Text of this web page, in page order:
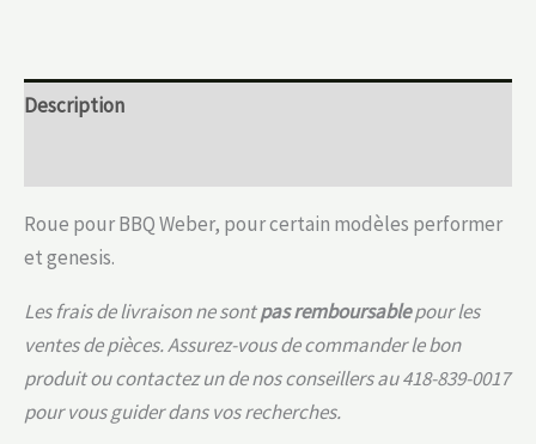
Description
Roue pour BBQ Weber, pour certain modèles performer
et genesis.
Les frais de livraison ne sontpas remboursablepour les
ventes de pièces. Assurez-vous de commander le bon
produit ou contactez un de nos conseillers au 418-839-0017
pour vous guider dans vos recherches.